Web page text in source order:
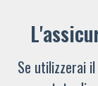
Se utilizzerai